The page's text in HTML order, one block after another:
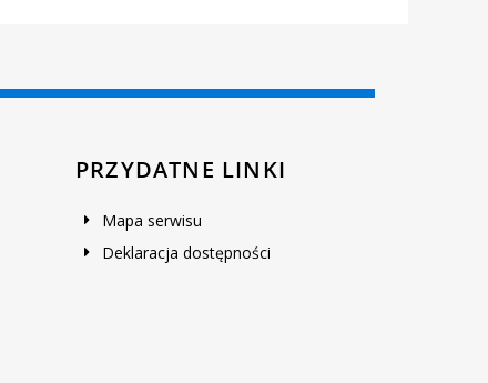
PRZYDATNE LINKI
Mapa serwisu
Deklaracja dostępności